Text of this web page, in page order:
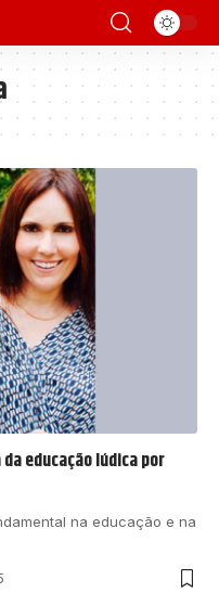
educação lúdica por
na educação e na